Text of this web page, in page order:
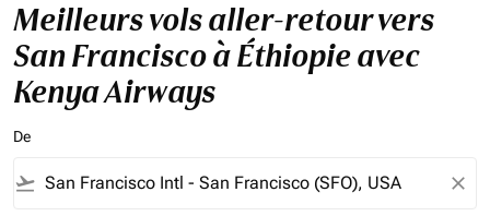
Meilleurs vols aller-retour vers
San Francisco à Éthiopie avec
Kenya Airways
De
flight_takeoff close